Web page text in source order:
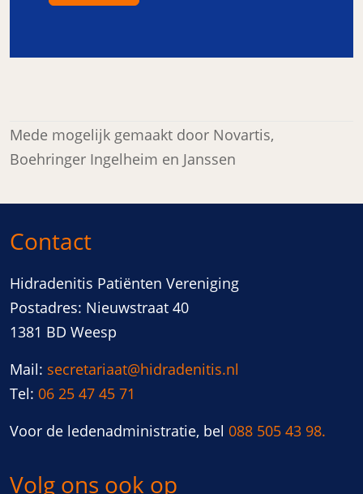
Mede mogelijk gemaakt door Novartis,
Boehringer Ingelheim en Janssen
Contact
Hidradenitis Patiënten Vereniging
Postadres: Nieuwstraat 40
1381 BD Weesp
Mail: secretariaat@hidradenitis.nl
Tel: 06 25 47 45 71
Voor de ledenadministratie, bel 088 505 43 98.
Volg ons ook op